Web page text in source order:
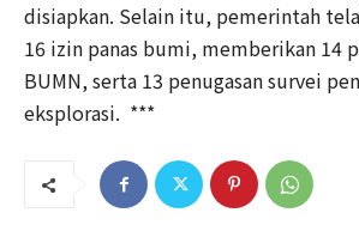
disiapkan. Selain itu, pemerintah
16 izin panas bumi, memberikan 14
BUMN, serta 13 penugasan survei
eksplorasi. ***